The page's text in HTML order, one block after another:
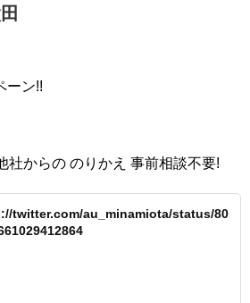
ーン!!
社からの のりかえ 事前相談不要!
twitter.com/au_minamiota/status/80